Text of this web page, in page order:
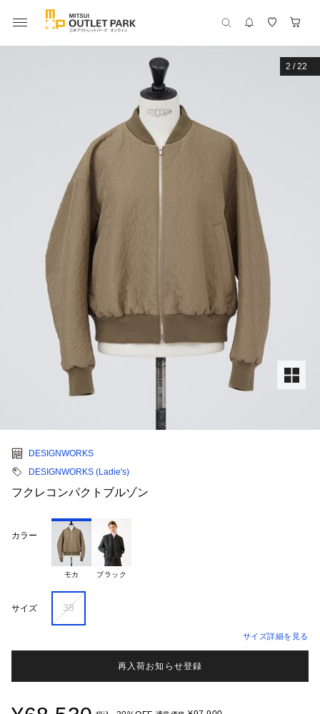
2 /22
DESIGNWORKS
DESIGNWORKS (Ladie's)
フクレコンパクトブルゾン
カラー
モカ ブラック
サイズ 38
サイズ詳細を見る
再入荷お知らせ登録